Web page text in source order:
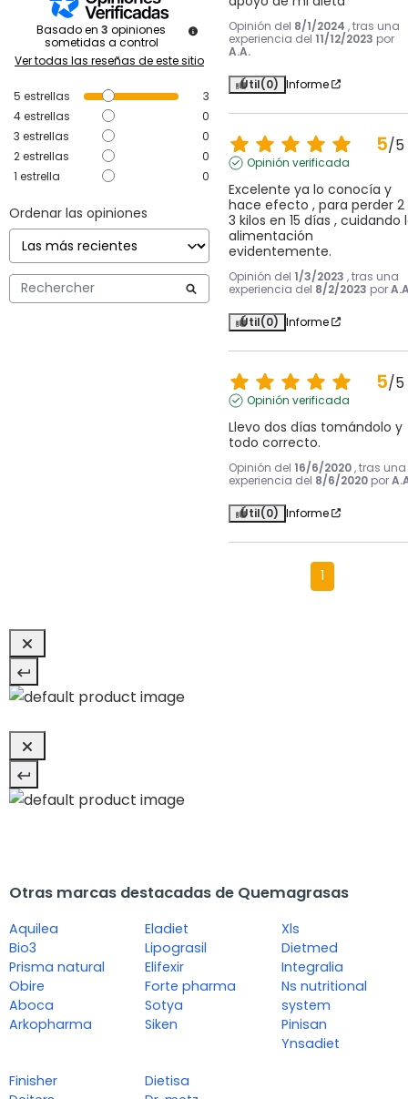
Basado en 3 opiniones
sometidas a control
Ver todas las reseñas de este sitio
5 estrellas
3
4estrellas
0
3 estrellas
0
2estrellas
0
1 estrella 0
Ordenar las opiniones
Opinión del 8/1/2024 , tras una
experiencia del 11/12/2023 por
A.A.
Útil(0) Informe
5/5
Opinión verificada
Excelente ya lo conocía y
hace efecto , para perder 2
3 kilos en 15 días , cuidando
alimentación
evidentemente.
Opinión del 1/3/2023 , tras una
experiencia del 8/2/2023 por
Útil(0) Informe
5/5
Opinión verificada
Llevo dos días tomándolo y
todo correcto.
Opinión del 16/6/2020 , tras una
experiencia del 8/6/2020 por
Útil(0) Informe
1
Otras marcas destacadas de Quemagrasas
Aquilea
Bio3
Prisma natural
Obire
Aboca
Arkopharma
Eladiet
Lipograsil
Elifexir
Forte pharma
Sotya
Siken
Xls
Dietmed
Integralia
Ns nutritional
system
Pinisan
Ynsadiet
Finisher
Dietisa